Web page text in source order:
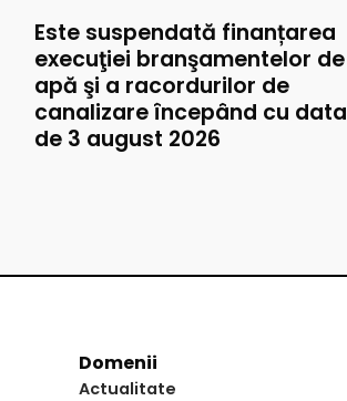
Este suspendată finanțarea
execuţiei branşamentelor de
apă şi a racordurilor de
canalizare începând cu data
de 3 august 2026
Domenii
Actualitate